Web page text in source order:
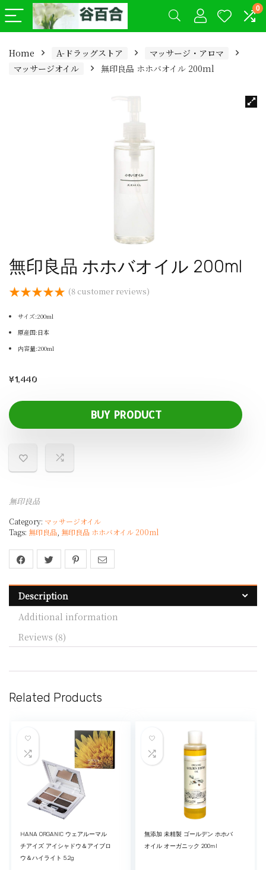
0
Home A-ドラッグストア
マッサージ・アロマ
マッサージオイル
無印良品 ホホバオイル 200ml
無印良品 ホホバオイル 200ml
★★★★★ (8 customer reviews)
サイズ:200ml
原産国:日本
内容量:200ml
¥1,440
BUY PRODUCT
無印良品
Category: マッサージオイル
Tags: 無印良品 無印良品 ホホバオイル 200ml
Description
Additional information
Reviews (8)
Related Products
HANA ORGANIC ウェアルーマル
チアイズ アイシャドウ＆アイブロ
ウ＆ハイライト 5.2g
無添加 未精製 ゴールデン ホホバ
オイル オーガニック 200ml